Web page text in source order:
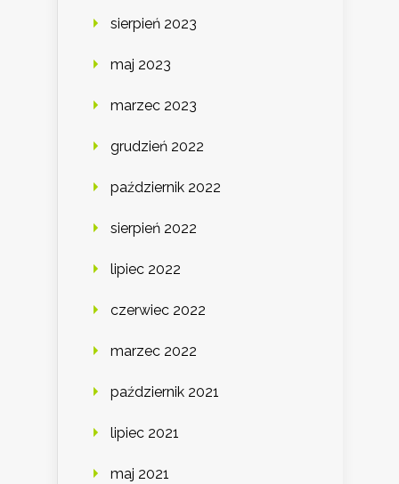
sierpień 2023
maj 2023
marzec 2023
grudzień 2022
październik 2022
sierpień 2022
lipiec 2022
czerwiec 2022
marzec 2022
październik 2021
lipiec 2021
maj 2021